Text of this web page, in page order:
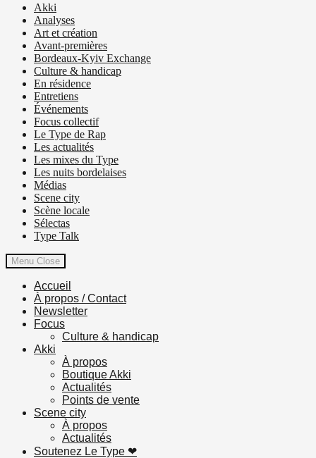
Akki
Analyses
Art et création
Avant-premières
Bordeaux-Kyiv Exchange
Culture & handicap
En résidence
Entretiens
Événements
Focus collectif
Le Type de Rap
Les actualités
Les mixes du Type
Les nuits bordelaises
Médias
Scene city
Scène locale
Sélectas
Type Talk
Menu Close
Accueil
À propos / Contact
Newsletter
Focus
Culture & handicap
Akki
À propos
Boutique Akki
Actualités
Points de vente
Scene city
À propos
Actualités
Soutenez Le Type ❤︎